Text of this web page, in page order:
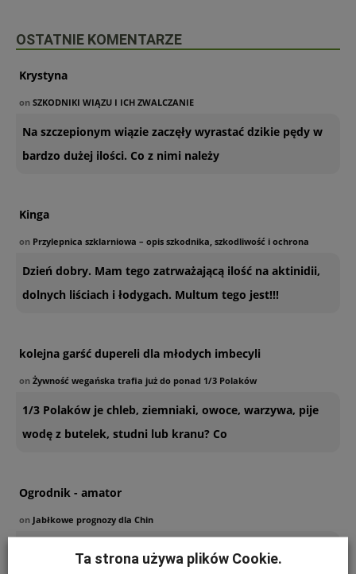
OSTATNIE KOMENTARZE
Krystyna
on SZKODNIKI WIĄZU I ICH ZWALCZANIE
Na szczepionym wiązie zaczęły wyrastać dzikie pędy w
bardzo dużej ilości. Co z nimi należy
Kinga
on Przylepnica szklarniowa – opis szkodnika, szkodliwość i ochrona
Dzień dobry. Mam tego zatrważającą ilość na aktinidii,
dolnych liściach i łodygach. Multum tego jest!!!
kolejna garść dupereli dla młodych imbecyli
on Żywność wegańska trafia już do ponad 1/3 Polaków
1/3 Polaków je chleb, ziemniaki, owoce, warzywa, pije
wodę z butelek, studni lub kranu? Co
Ogrodnik - amator
on Jabłkowe prognozy dla Chin
Poszukuję sposobu zabezpieczenia sznurków
Ta strona używa plików Cookie.